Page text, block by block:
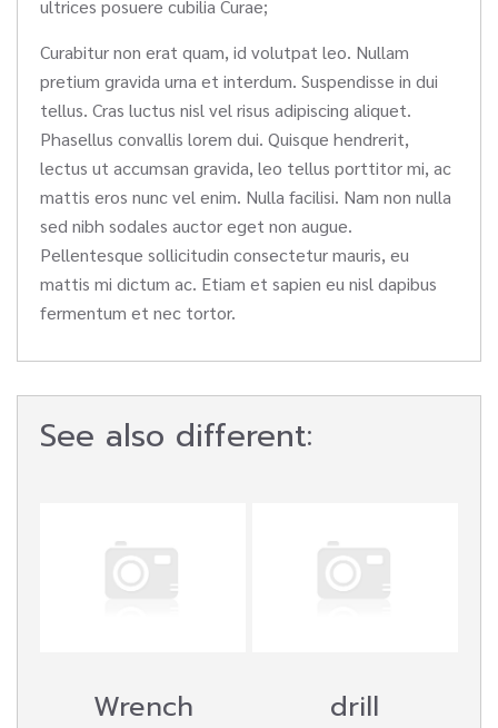
ultrices posuere cubilia Curae;
Curabitur non erat quam, id volutpat leo. Nullam
pretium gravida urna et interdum. Suspendisse in dui
tellus. Cras luctus nisl vel risus adipiscing aliquet.
Phasellus convallis lorem dui. Quisque hendrerit,
lectus ut accumsan gravida, leo tellus porttitor mi, ac
mattis eros nunc vel enim. Nulla facilisi. Nam non nulla
sed nibh sodales auctor eget non augue.
Pellentesque sollicitudin consectetur mauris, eu
mattis mi dictum ac. Etiam et sapien eu nisl dapibus
fermentum et nec tortor.
See also different:
Wrench drill